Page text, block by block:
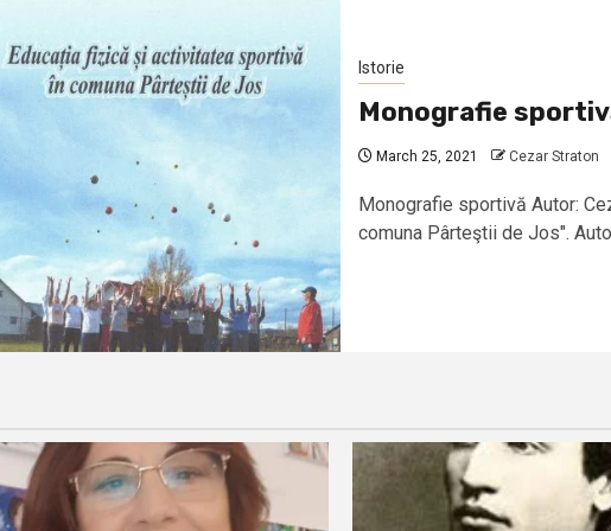
Istorie
Monografie
March 25, 2021 Cezar Straton
Monografie sportivă Autor:
comuna Pârteştii de Jos".